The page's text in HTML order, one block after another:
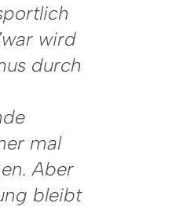
wird
durch
mal
Aber
bleibt